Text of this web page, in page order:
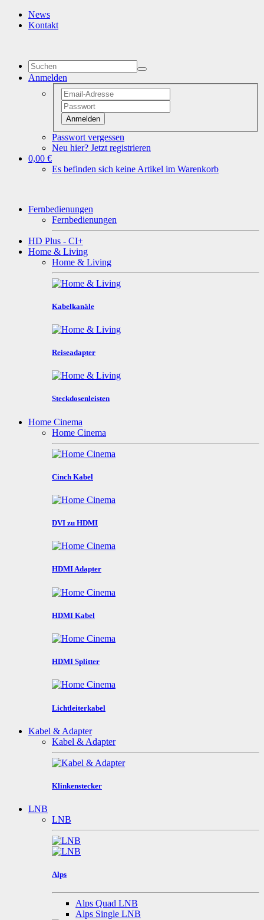
News
Kontakt
Anmelden
Anmelden
Passwort vergessen
Neu hier? Jetzt registrieren
0,00 €
Es befinden sich keine Artikel im Warenkorb
Fernbedienungen
Fernbedienungen
HD Plus - CI+
Home & Living
Home & Living
Kabelkanäle
Reiseadapter
Steckdosenleisten
Home Cinema
Home Cinema
Cinch Kabel
DVI zu HDMI
HDMI Adapter
HDMI Kabel
HDMI Splitter
Lichtleiterkabel
Kabel & Adapter
Kabel & Adapter
Klinkenstecker
LNB
LNB
Alps
Alps Quad LNB
Alps Single LNB